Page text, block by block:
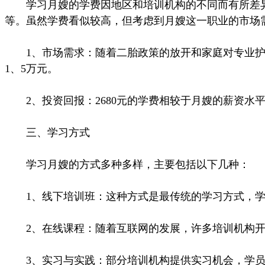
学习月嫂的学费因地区和培训机构的不同而有所差
等。虽然学费看似较高，但考虑到月嫂这一职业的市
1、市场需求：随着二胎政策的放开和家庭对专业护
1、5万元。
2、投资回报：2680元的学费相较于月嫂的薪资水
三、学习方式
学习月嫂的方式多种多样，主要包括以下几种：
1、线下培训班：这种方式是最传统的学习方式，
2、在线课程：随着互联网的发展，许多培训机构开
3、实习与实践：部分培训机构提供实习机会，学